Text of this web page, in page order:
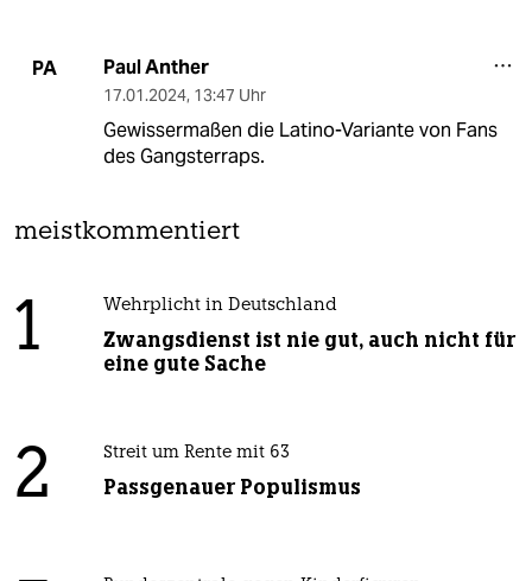
PA Paul Anther
17.01.2024, 13:47 Uhr
Gewissermaßen die Latino-Variante von Fans
des Gangsterraps.
meistkommentiert
1 Wehrplicht in Deutschland
Zwangsdienst ist nie gut, auch nicht für
eine gute Sache
2 Streit um Rente mit 63
Passgenauer Populismus